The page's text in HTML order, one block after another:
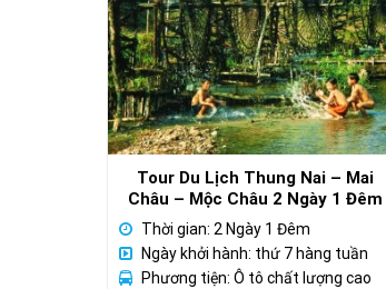
Tour Du Lịch Thung Nai – Mai
Châu – Mộc Châu 2 Ngày 1 Đêm
Giá Rẻ
Thời gian: 2 Ngày 1 Đêm
Ngày khởi hành: thứ 7 hàng tuần
Phương tiện: Ô tô chất lượng cao